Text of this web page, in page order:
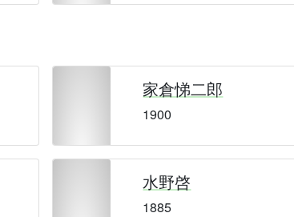
家倉悌二郎
1900
水野啓
1885